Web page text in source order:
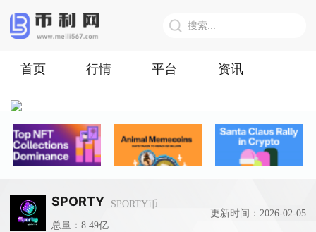
首页 行情 平台 资讯
SPORTY
SPORTY币
总量：8.49亿
更新时间：2026-02-05